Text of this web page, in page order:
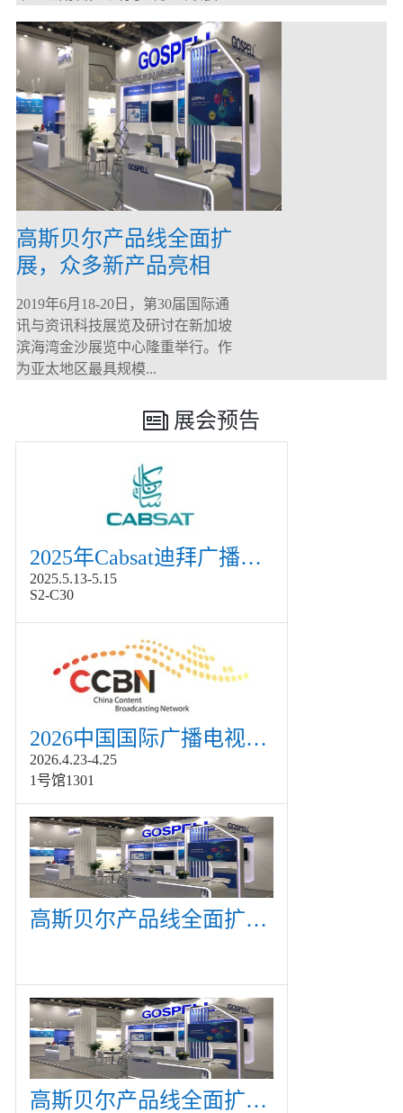
高斯贝尔产品线全面扩
展，众多新产品亮相
CommunicAsia 2019
2019年6月18-20日，第30届国际通
讯与资讯科技展览及研讨在新加坡
滨海湾金沙展览中心隆重举行。作
为亚太地区最具规模...
展会预告
2025年Cabsat迪拜广播电视展
2025.5.13-5.15
S2-C30
2026中国国际广播电视信息网络展览会展
2026.4.23-4.25
1号馆1301
高斯贝尔产品线全面扩展，众多新产品亮相CommunicAsia 2019
高斯贝尔产品线全面扩展，众多新产品亮相CommunicAsia 2019